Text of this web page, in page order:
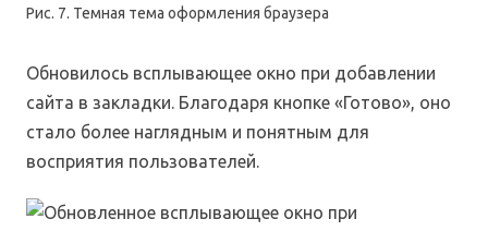
Рис. 7. Темная тема оформления браузера
Обновилось всплывающее окно при добавлении
сайта в закладки. Благодаря кнопке «Готово», оно
стало более наглядным и понятным для
восприятия пользователей.